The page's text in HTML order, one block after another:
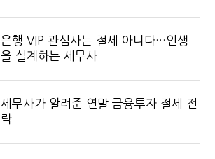
은행 VIP 관심사는 절세 아니다…인생
을 설계하는 세무사
세무사가 알려준 연말 금융투자 절세 전
략